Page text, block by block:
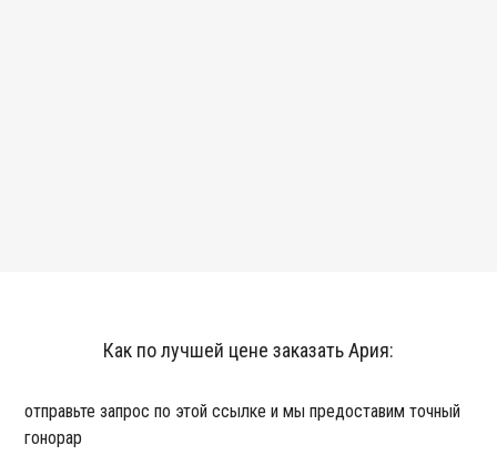
Как по лучшей цене заказать Ария:
отправьте запрос по этой ссылке и мы предоставим точный
гонорар